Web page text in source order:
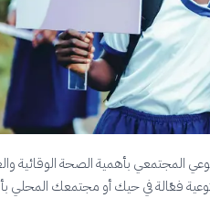
المجتمعي بأهمية الصحة الوقائية
فعّالة في حيك أو مجتمعك المحلي